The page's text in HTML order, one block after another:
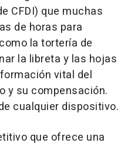
CFDI) que muchas
de horas para
la tortería de
la libreta y las hojas
vital del
y su compensación.
cualquier dispositivo.
que ofrece una